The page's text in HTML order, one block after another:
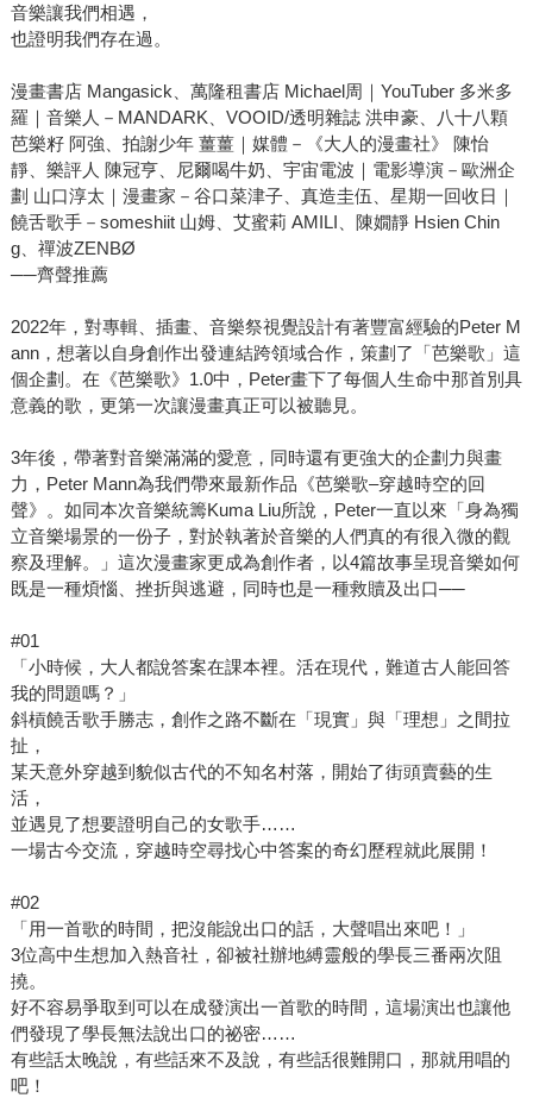
音樂讓我們相遇，
也證明我們存在過。
漫畫書店 Mangasick、萬隆租書店 Michael周｜YouTuber 多米多
羅｜音樂人－MANDARK、VOOID/透明雜誌 洪申豪、八十八顆
芭樂籽 阿強、拍謝少年 薑薑｜媒體－《大人的漫畫社》 陳怡
靜、樂評人 陳冠亨、尼爾喝牛奶、宇宙電波｜電影導演－歐洲企
劃 山口淳太｜漫畫家－谷口菜津子、真造圭伍、星期一回收日｜
饒舌歌手－someshiit 山姆、艾蜜莉 AMILI、陳嫺靜 Hsien Chin
g、禪波ZENBØ
──齊聲推薦
2022年，對專輯、插畫、音樂祭視覺設計有著豐富經驗的Peter M
ann，想著以自身創作出發連結跨領域合作，策劃了「芭樂歌」這
個企劃。在《芭樂歌》1.0中，Peter畫下了每個人生命中那首別具
意義的歌，更第一次讓漫畫真正可以被聽見。
3年後，帶著對音樂滿滿的愛意，同時還有更強大的企劃力與畫
力，Peter Mann為我們帶來最新作品《芭樂歌–穿越時空的回
聲》。如同本次音樂統籌Kuma Liu所說，Peter一直以來「身為獨
立音樂場景的一份子，對於執著於音樂的人們真的有很入微的觀
察及理解。」這次漫畫家更成為創作者，以4篇故事呈現音樂如何
既是一種煩惱、挫折與逃避，同時也是一種救贖及出口──
#01
「小時候，大人都說答案在課本裡。活在現代，難道古人能回答
我的問題嗎？」
斜槓饒舌歌手勝志，創作之路不斷在「現實」與「理想」之間拉
扯，
某天意外穿越到貌似古代的不知名村落，開始了街頭賣藝的生
活，
並遇見了想要證明自己的女歌手……
一場古今交流，穿越時空尋找心中答案的奇幻歷程就此展開！
#02
「用一首歌的時間，把沒能說出口的話，大聲唱出來吧！」
3位高中生想加入熱音社，卻被社辦地縛靈般的學長三番兩次阻
撓。
好不容易爭取到可以在成發演出一首歌的時間，這場演出也讓他
們發現了學長無法說出口的祕密……
有些話太晚說，有些話來不及說，有些話很難開口，那就用唱的
吧！